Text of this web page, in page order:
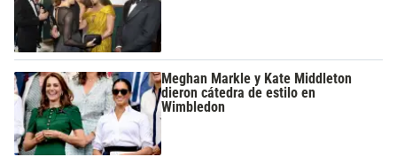
Meghan Markle y Kate Middleton
dieron cátedra de estilo en
Wimbledon